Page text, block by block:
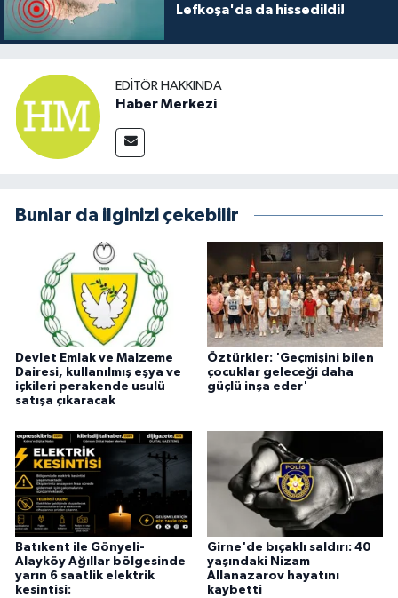
Lefkoşa'da da hissedildi!
EDITÖR HAKKINDA
Haber Merkezi
Bunlar da ilginizi çekebilir
Devlet Emlak ve Malzeme
Dairesi, kullanılmış eşya ve
içkileri perakende usulü
satışa çıkaracak
Öztürkler: 'Geçmişini bilen
çocuklar geleceği daha
güçlü inşa eder'
Batıkent ile Gönyeli-
Alayköy Ağıllar bölgesinde
yarın 6 saatlik elektrik
kesintisi:
Girne'de bıçaklı saldırı: 40
yaşındaki Nizam
Allanazarov hayatını
kaybetti